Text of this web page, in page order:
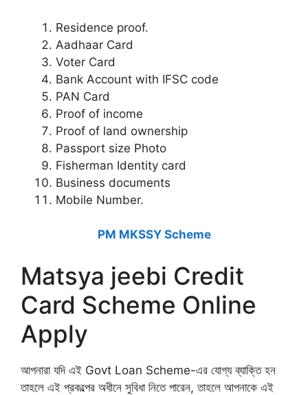
Residence proof.
Aadhaar Card
Voter Card
Bank Account with IFSC code
PAN Card
Proof of income
Proof of land ownership
Passport size Photo
Fisherman Identity card
Business documents
Mobile Number.
PM MKSSY Scheme
Matsya jeebi Credit
Card Scheme Online
Apply
আপনারা যদি এই Govt Loan Scheme-এর যোগ্য ব্যাক্তি হন
তাহলে এই প্রকল্পের অধীনে সুবিধা নিতে পারেন, তাহলে আপনাকে এই